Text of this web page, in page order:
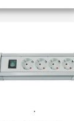
Dodaj
na
listu
želja